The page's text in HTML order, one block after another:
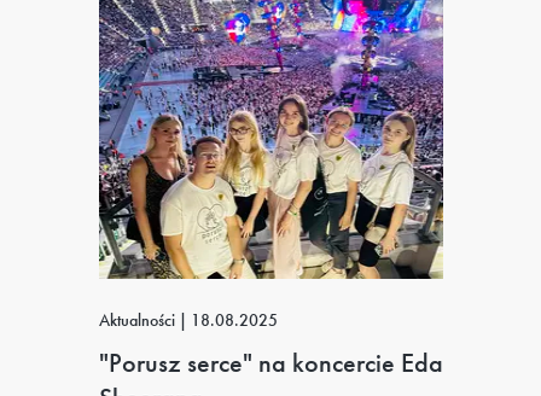
Aktualności | 18.08.2025
"Porusz serce" na koncercie Eda